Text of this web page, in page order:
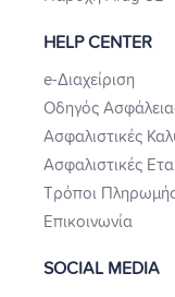
HELP CENTER
e-Διαχείριση
Οδηγός
Ασφαλιστικές
Ασφαλιστικές
Τρόποι
Επικοινωνία
SOCIAL MEDIA